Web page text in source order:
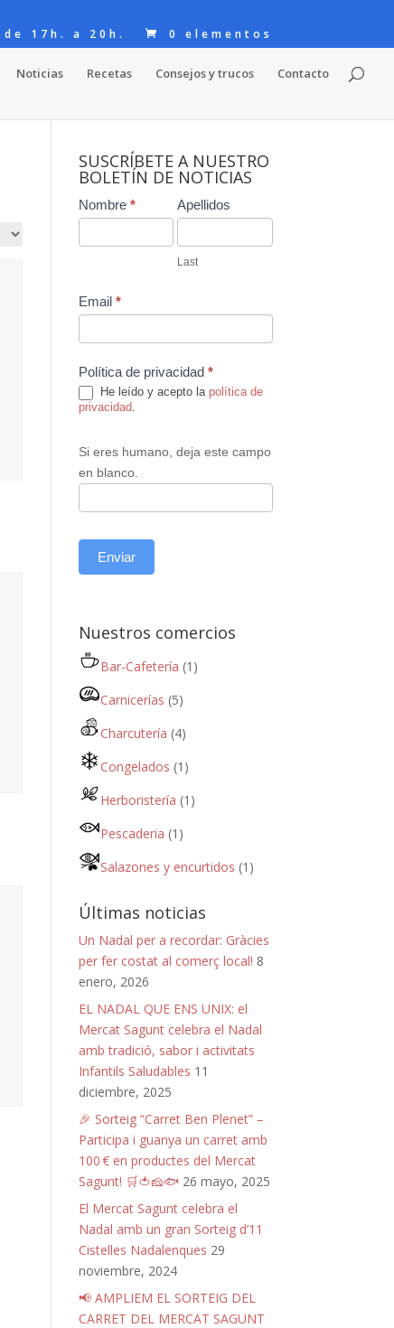
de 17h. a 20h.
0 elementos
Noticias Recetas Consejos y trucos Contacto
SUSCRÍBETE A NUESTRO
BOLETÍN DE NOTICIAS
Contact
Us
Nombre * Apellidos
Last
Email *
Política de privacidad *
He leído y acepto la política de
privacidad.
Si eres humano, deja este campo
en blanco.
Enviar
Nuestros comercios
Bar-Cafetería (1)
Carnicerías (5)
Charcutería (4)
Congelados (1)
Herboristería (1)
Pescaderia (1)
Salazones y encurtidos (1)
Últimas noticias
Un Nadal per a recordar: Gràcies
per fer costat al comerç local! 8
enero, 2026
EL NADAL QUE ENS UNIX: el
Mercat Sagunt celebra el Nadal
amb tradició, sabor i activitats
Infantils Saludables 11
diciembre, 2025
🎉 Sorteig “Carret Ben Plenet” –
Participa i guanya un carret amb
100 € en productes del Mercat
Sagunt! 🛒🍅🧀🐟 26 mayo, 2025
El Mercat Sagunt celebra el
Nadal amb un gran Sorteig d’11
Cistelles Nadalenques 29
noviembre, 2024
📢 AMPLIEM EL SORTEIG DEL
CARRET DEL MERCAT SAGUNT